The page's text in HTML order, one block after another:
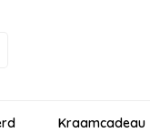
Kraamcadeau